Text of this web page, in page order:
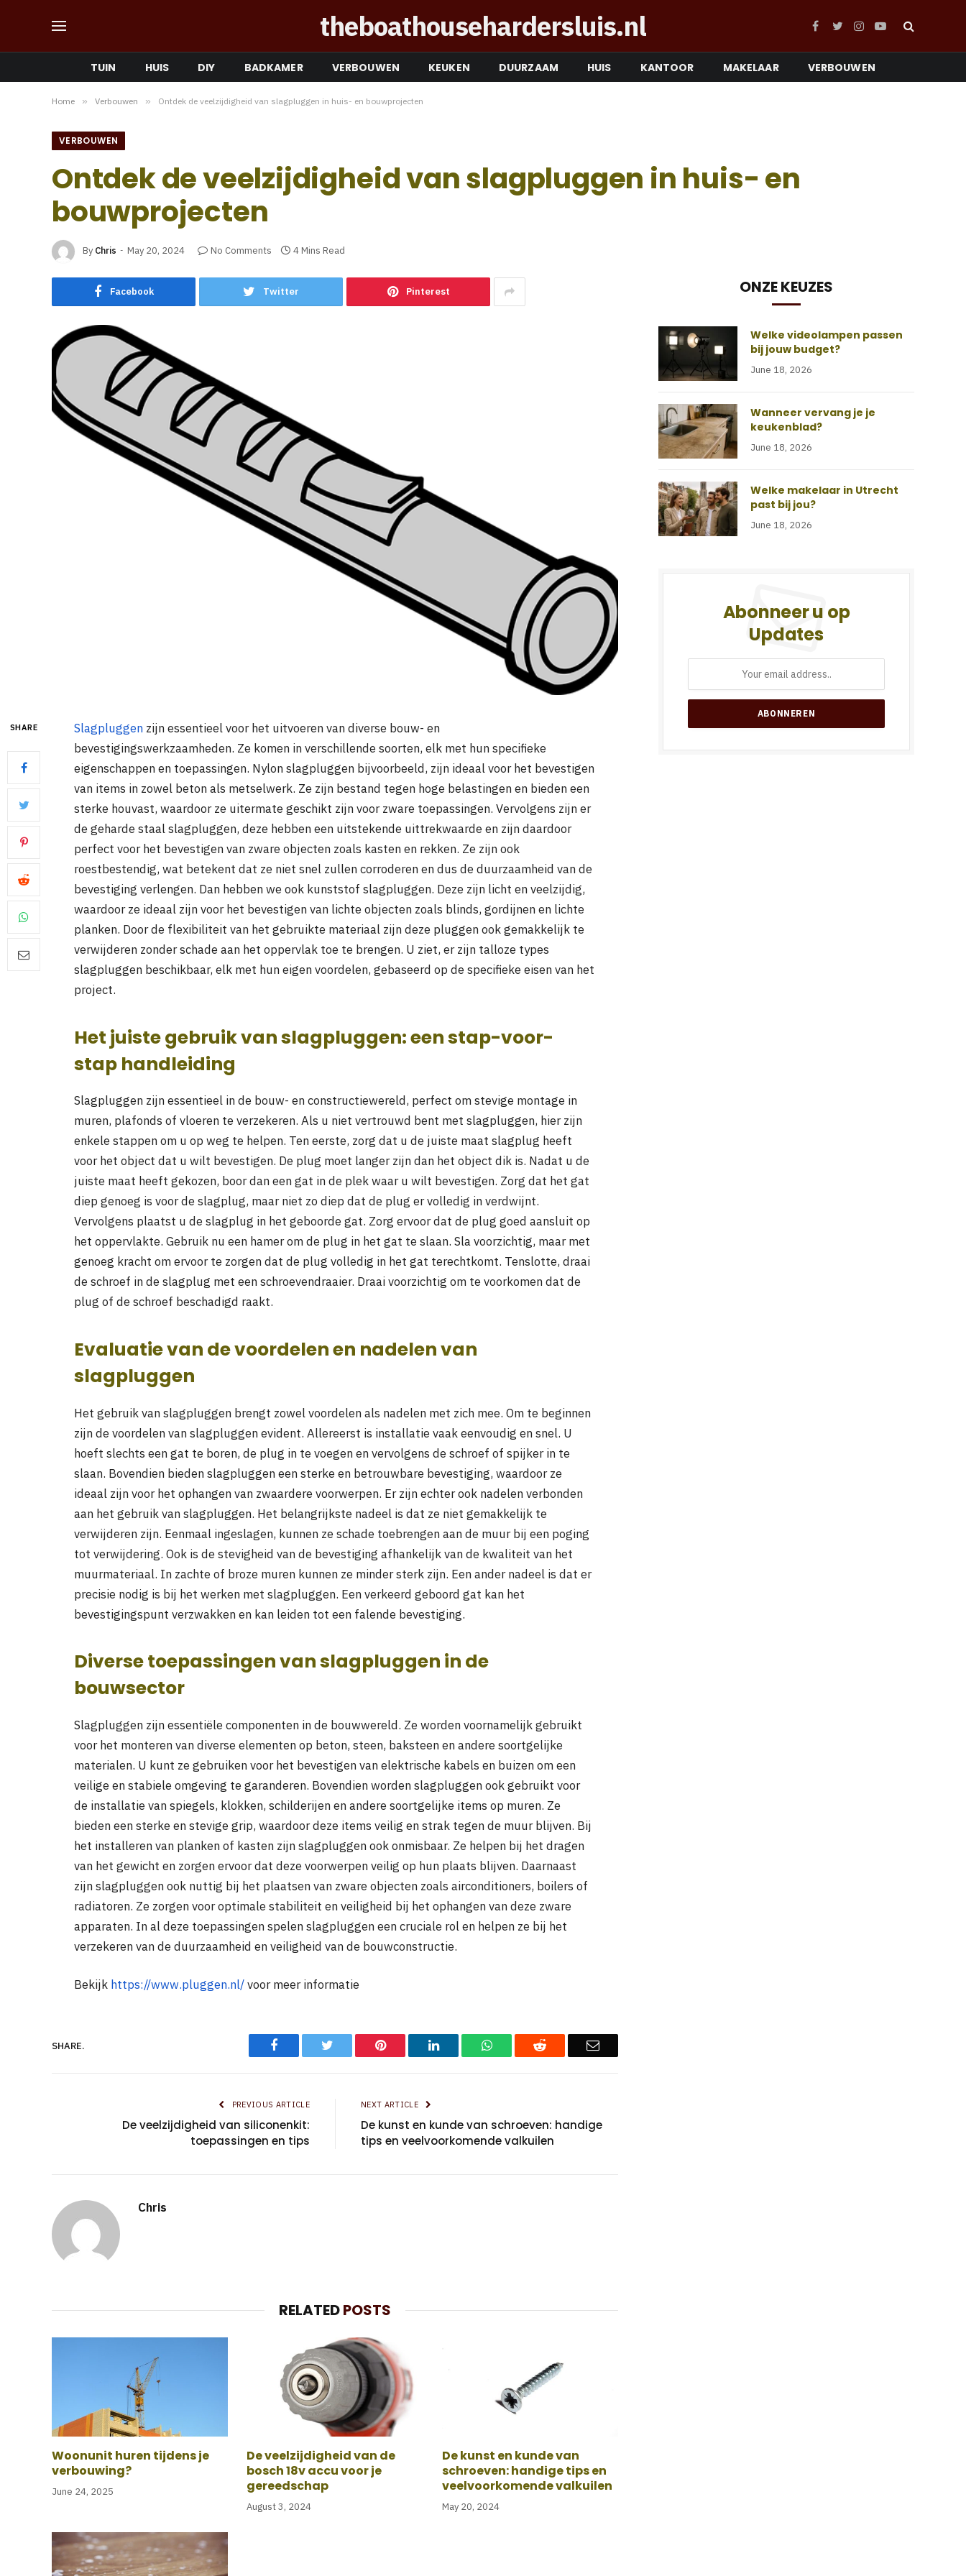
theboathousehardersluis.nl Facebook
TwitterInstagram
YouTube
TUIN HUIS DIY BADKAMER VERBOUWEN KEUKEN DUURZAAM HUIS KANTOOR MAKELAAR VERBOUWEN
Home » Verbouwen » Ontdek de veelzijdigheid van slagpluggen in huis- en bouwprojecten
VERBOUWEN
Ontdek de veelzijdigheid van slagpluggen in huis- en
bouwprojecten
By Chris May 20, 2024 No Comments 4 Mins Read
Facebook Twitter Pinterest
SHARE Slagpluggen zijn essentieel voor het uitvoeren van diverse bouw- en
bevestigingswerkzaamheden. Ze komen in verschillende soorten, elk met hun specifieke
eigenschappen en toepassingen. Nylon slagpluggen bijvoorbeeld, zijn ideaal voor het bevestigen
van items in zowel beton als metselwerk. Ze zijn bestand tegen hoge belastingen en bieden een
sterke houvast, waardoor ze uitermate geschikt zijn voor zware toepassingen. Vervolgens zijn er
de geharde staal slagpluggen, deze hebben een uitstekende uittrekwaarde en zijn daardoor
perfect voor het bevestigen van zware objecten zoals kasten en rekken. Ze zijn ook
roestbestendig, wat betekent dat ze niet snel zullen corroderen en dus de duurzaamheid van de
bevestiging verlengen. Dan hebben we ook kunststof slagpluggen. Deze zijn licht en veelzijdig,
waardoor ze ideaal zijn voor het bevestigen van lichte objecten zoals blinds, gordijnen en lichte
planken. Door de flexibiliteit van het gebruikte materiaal zijn deze pluggen ook gemakkelijk te
verwijderen zonder schade aan het oppervlak toe te brengen. U ziet, er zijn talloze types
slagpluggen beschikbaar, elk met hun eigen voordelen, gebaseerd op de specifieke eisen van het
project.
Het juiste gebruik van slagpluggen: een stap-voor-
stap handleiding
Slagpluggen zijn essentieel in de bouw- en constructiewereld, perfect om stevige montage in
muren, plafonds of vloeren te verzekeren. Als u niet vertrouwd bent met slagpluggen, hier zijn
enkele stappen om u op weg te helpen. Ten eerste, zorg dat u de juiste maat slagplug heeft
voor het object dat u wilt bevestigen. De plug moet langer zijn dan het object dik is. Nadat u de
juiste maat heeft gekozen, boor dan een gat in de plek waar u wilt bevestigen. Zorg dat het gat
diep genoeg is voor de slagplug, maar niet zo diep dat de plug er volledig in verdwijnt.
Vervolgens plaatst u de slagplug in het geboorde gat. Zorg ervoor dat de plug goed aansluit op
het oppervlakte. Gebruik nu een hamer om de plug in het gat te slaan. Sla voorzichtig, maar met
genoeg kracht om ervoor te zorgen dat de plug volledig in het gat terechtkomt. Tenslotte, draai
de schroef in de slagplug met een schroevendraaier. Draai voorzichtig om te voorkomen dat de
plug of de schroef beschadigd raakt.
Evaluatie van de voordelen en nadelen van
slagpluggen
Het gebruik van slagpluggen brengt zowel voordelen als nadelen met zich mee. Om te beginnen
zijn de voordelen van slagpluggen evident. Allereerst is installatie vaak eenvoudig en snel. U
hoeft slechts een gat te boren, de plug in te voegen en vervolgens de schroef of spijker in te
slaan. Bovendien bieden slagpluggen een sterke en betrouwbare bevestiging, waardoor ze
ideaal zijn voor het ophangen van zwaardere voorwerpen. Er zijn echter ook nadelen verbonden
aan het gebruik van slagpluggen. Het belangrijkste nadeel is dat ze niet gemakkelijk te
verwijderen zijn. Eenmaal ingeslagen, kunnen ze schade toebrengen aan de muur bij een poging
tot verwijdering. Ook is de stevigheid van de bevestiging afhankelijk van de kwaliteit van het
muurmateriaal. In zachte of broze muren kunnen ze minder sterk zijn. Een ander nadeel is dat er
precisie nodig is bij het werken met slagpluggen. Een verkeerd geboord gat kan het
bevestigingspunt verzwakken en kan leiden tot een falende bevestiging.
Diverse toepassingen van slagpluggen in de
bouwsector
Slagpluggen zijn essentiële componenten in de bouwwereld. Ze worden voornamelijk gebruikt
voor het monteren van diverse elementen op beton, steen, baksteen en andere soortgelijke
materialen. U kunt ze gebruiken voor het bevestigen van elektrische kabels en buizen om een
veilige en stabiele omgeving te garanderen. Bovendien worden slagpluggen ook gebruikt voor
de installatie van spiegels, klokken, schilderijen en andere soortgelijke items op muren. Ze
bieden een sterke en stevige grip, waardoor deze items veilig en strak tegen de muur blijven. Bij
het installeren van planken of kasten zijn slagpluggen ook onmisbaar. Ze helpen bij het dragen
van het gewicht en zorgen ervoor dat deze voorwerpen veilig op hun plaats blijven. Daarnaast
zijn slagpluggen ook nuttig bij het plaatsen van zware objecten zoals airconditioners, boilers of
radiatoren. Ze zorgen voor optimale stabiliteit en veiligheid bij het ophangen van deze zware
apparaten. In al deze toepassingen spelen slagpluggen een cruciale rol en helpen ze bij het
verzekeren van de duurzaamheid en veiligheid van de bouwconstructie.
Bekijk https://www.pluggen.nl/voor meer informatie
SHARE. Facebook Twitter Pinterest LinkedIn WhatsAppReddit Email
PREVIOUS ARTICLE
De veelzijdigheid van siliconenkit:
toepassingen en tips
NEXT ARTICLE
De kunst en kunde van schroeven: handige
tips en veelvoorkomende valkuilen
Chris
RELATEDPOSTS
Woonunit huren tijdens je
verbouwing?
June 24, 2025
De veelzijdigheid van de
bosch 18v accu voor je
gereedschap
August 3, 2024
De kunst en kunde van
schroeven: handige tips en
veelvoorkomende valkuilen
May 20, 2024
ONZE KEUZES
Welke videolampen passen
bij jouw budget?
June 18, 2026
Wanneer vervang je je
keukenblad?
June 18, 2026
Welke makelaar in Utrecht
past bij jou?
June 18, 2026
Abonneer u op
Updates